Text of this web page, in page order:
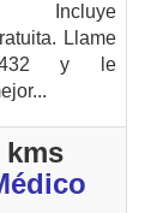
Incluye
Llame
y le
kms